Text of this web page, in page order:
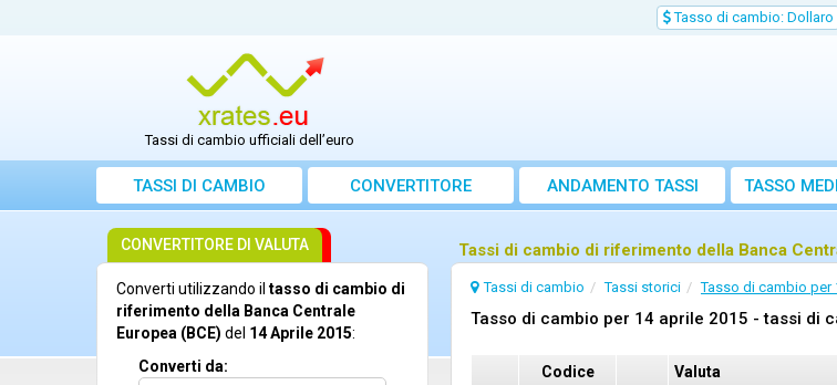
Tasso di cambio: Dollaro
Tassi di cambio ufficiali dell’euro
TASSI DI CAMBIO CONVERTITORE ANDAMENTO TASSI TASSO
Tassi di cambio di riferimento della Banca
Tassi di cambio Tassi storici Tasso di cambio per
Tasso di cambio per 14 aprile 2015 - tassi di
Codice Valuta
CONVERTITORE DI VALUTA
Converti utilizzando il tasso di cambio di
riferimento della Banca Centrale
Europea (BCE) del 14 Aprile 2015:
Converti da: